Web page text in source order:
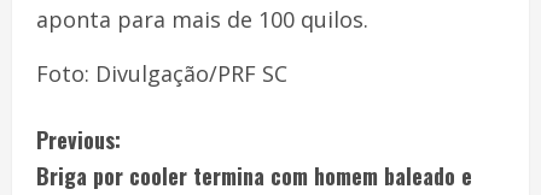
aponta para mais de 100 quilos.
Foto: Divulgação/PRF SC
Previous:
Briga por cooler termina com homem baleado e